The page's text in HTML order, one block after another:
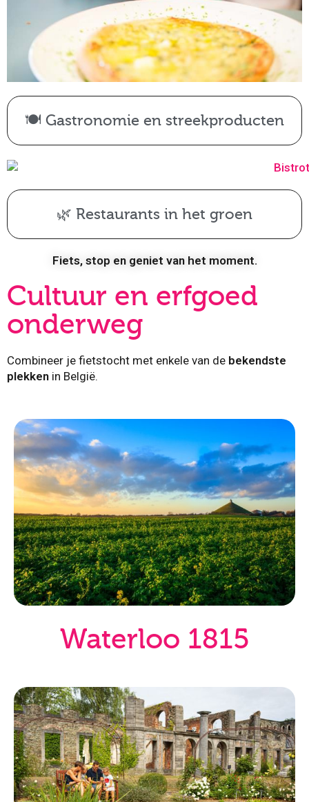
🍽️ Gastronomie en streekproducten
🌿 Restaurants in het groen
Fiets, stop en geniet van het moment.
Cultuur en erfgoed
onderweg
Combineer je fietstocht met enkele van de bekendste
plekken in België.
Waterloo 1815